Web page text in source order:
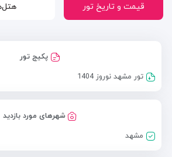
قیمت و تاریخ تور
پکیج تور
تور مشهد نوروز 1404
شهرهای مورد بازدید
مشهد